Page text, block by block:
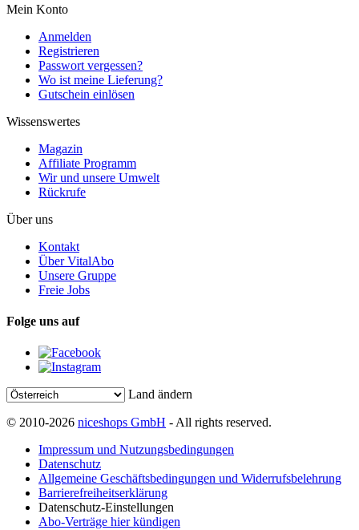
Mein Konto
Anmelden
Registrieren
Passwort vergessen?
Wo ist meine Lieferung?
Gutschein einlösen
Wissenswertes
Magazin
Affiliate Programm
Wir und unsere Umwelt
Rückrufe
Über uns
Kontakt
Über VitalAbo
Unsere Gruppe
Freie Jobs
Folge uns auf
Land ändern
© 2010-2026 niceshops GmbH - All rights reserved.
Impressum und Nutzungsbedingungen
Datenschutz
Allgemeine Geschäftsbedingungen und Widerrufsbelehrung
Barrierefreiheitserklärung
Datenschutz-Einstellungen
Abo-Verträge hier kündigen